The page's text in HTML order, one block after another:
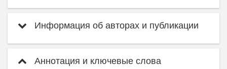
Информация об авторах и публикации
Аннотация и ключевые слова